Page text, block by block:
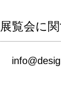
展覧会に